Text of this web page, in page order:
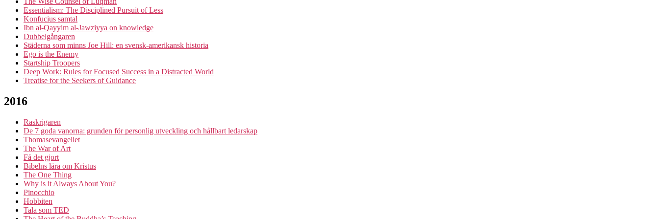
Essentialism: The Disciplined Pursuit of Less
Konfucius samtal
Ibn al-Qayyim al-Jawziyya on knowledge
Dubbelgångaren
Städerna som minns Joe Hill: en svensk-amerikansk historia
Ego is the Enemy
Startship Troopers
Deep Work: Rules for Focused Success in a Distracted World
Treatise for the Seekers of Guidance
2016
Raskrigaren
De 7 goda vanorna: grunden för personlig utveckling och hållbart ledarskap
Thomasevangeliet
The War of Art
Få det gjort
Bibelns lära om Kristus
The One Thing
Why is it Always About You?
Pinocchio
Hobbiten
Tala som TED